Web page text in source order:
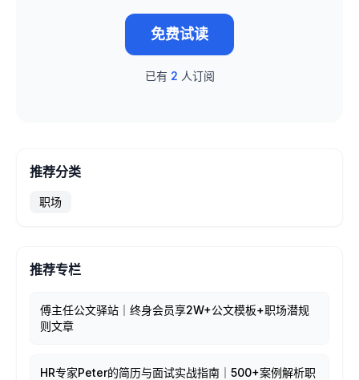
免费试读
已有 2 人订阅
推荐分类
职场
推荐专栏
傅主任公文驿站｜终身会员享2W+公文模板+职场潜规
则文章
HR专家Peter的简历与面试实战指南｜500+案例解析职